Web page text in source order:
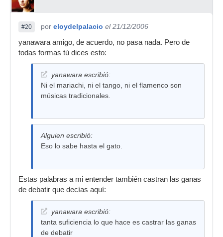
#20 por eloydelpalacio el 21/12/2006
yanawara amigo, de acuerdo, no pasa nada. Pero de
todas formas tú dices esto:
yanawara escribió:
Ni el mariachi, ni el tango, ni el flamenco son
músicas tradicionales.
Alguien escribió:
Eso lo sabe hasta el gato.
Estas palabras a mi entender también castran las ganas
de debatir que decías aquí:
yanawara escribió:
tanta suficiencia lo que hace es castrar las ganas
de debatir